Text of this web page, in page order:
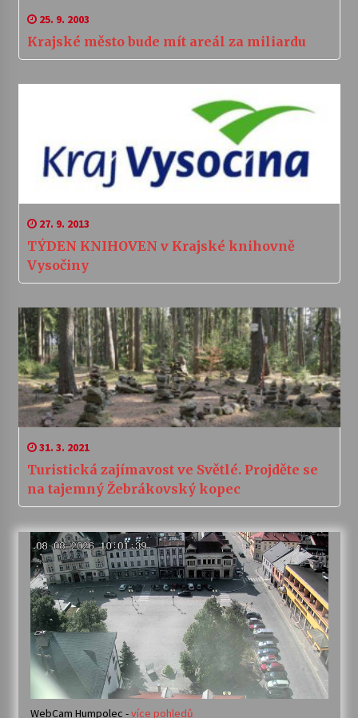
25. 9. 2003
Krajské město bude mít areál za miliardu
27. 9. 2013
TÝDEN KNIHOVEN v Krajské knihovně
Vysočiny
31. 3. 2021
Turistická zajímavost ve Světlé. Projděte se
na tajemný Žebrákovský kopec
WebCam Humpolec -více pohledů